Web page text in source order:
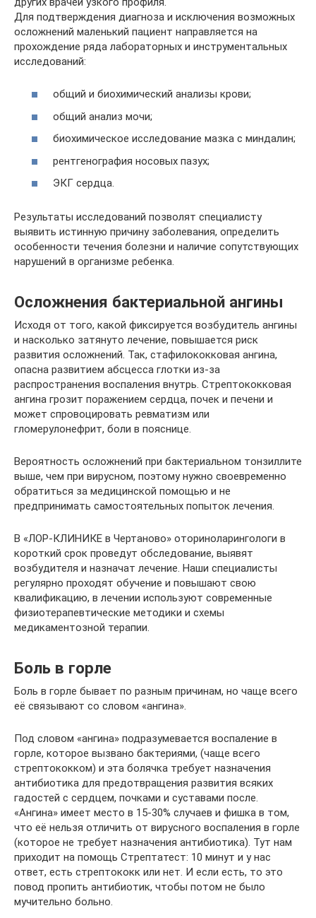
Для подтверждения диагноза и исключения возможных
осложнений маленький пациент направляется на
прохождение ряда лабораторных и инструментальных
исследований:
общий и биохимический анализы крови;
общий анализ мочи;
биохимическое исследование мазка с миндалин;
рентгенография носовых пазух;
ЭКГ сердца.
Результаты исследований позволят специалисту
выявить истинную причину заболевания, определить
особенности течения болезни и наличие сопутствующих
нарушений в организме ребенка.
Осложнения бактериальной ангины
Исходя от того, какой фиксируется возбудитель ангины
и насколько затянуто лечение, повышается риск
развития осложнений. Так, стафилококковая ангина,
опасна развитием абсцесса глотки из-за
распространения воспаления внутрь. Стрептококковая
ангина грозит поражением сердца, почек и печени и
может спровоцировать ревматизм или
гломерулонефрит, боли в пояснице.
Вероятность осложнений при бактериальном тонзиллите
выше, чем при вирусном, поэтому нужно своевременно
обратиться за медицинской помощью и не
предпринимать самостоятельных попыток лечения.
В «ЛОР-КЛИНИКЕ в Чертаново» оториноларингологи в
короткий срок проведут обследование, выявят
возбудителя и назначат лечение. Наши специалисты
регулярно проходят обучение и повышают свою
квалификацию, в лечении используют современные
физиотерапевтические методики и схемы
медикаментозной терапии.
Боль в горле
Боль в горле бывает по разным причинам, но чаще всего
её связывают со словом «ангина».
Под словом «ангина» подразумевается воспаление в
горле, которое вызвано бактериями, (чаще всего
стрептококком) и эта болячка требует назначения
антибиотика для предотвращения развития всяких
гадостей с сердцем, почками и суставами после.
«Ангина» имеет место в 15-30% случаев и фишка в том,
что её нельзя отличить от вирусного воспаления в горле
(которое не требует назначения антибиотика). Тут нам
приходит на помощь Стрептатест: 10 минут и у нас
ответ, есть стрептококк или нет. И если есть, то это
повод пропить антибиотик, чтобы потом не было
мучительно больно.